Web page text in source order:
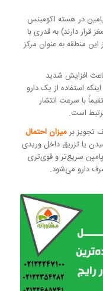
در هسته اکومبنس
دارند) به قدری با
منطقه به عنوان مرکز
افزایش شدید
استفاده از یک دارو
با سرعت انتشار
است.
برمیزان احتمال
یا تزریق داخل وریدی
سریع‌تر و قوی‌تری
دارو می‌شود.